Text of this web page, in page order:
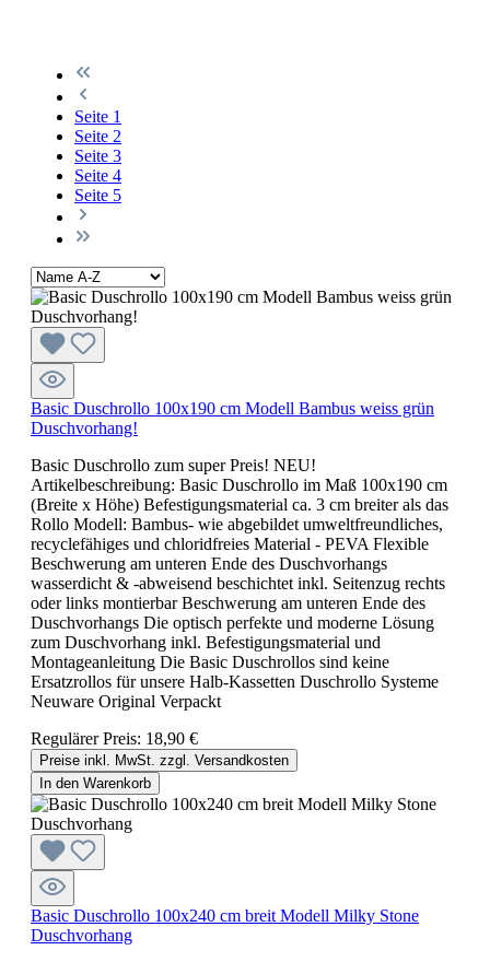
Seite 1
Seite 2
Seite 3
Seite 4
Seite 5
Basic Duschrollo 100x190 cm Modell Bambus weiss grün
Duschvorhang!
Basic Duschrollo zum super Preis! NEU!
Artikelbeschreibung: Basic Duschrollo im Maß 100x190 cm
(Breite x Höhe) Befestigungsmaterial ca. 3 cm breiter als das
Rollo Modell: Bambus- wie abgebildet umweltfreundliches,
recyclefähiges und chloridfreies Material - PEVA Flexible
Beschwerung am unteren Ende des Duschvorhangs
wasserdicht & -abweisend beschichtet inkl. Seitenzug rechts
oder links montierbar Beschwerung am unteren Ende des
Duschvorhangs Die optisch perfekte und moderne Lösung
zum Duschvorhang inkl. Befestigungsmaterial und
Montageanleitung Die Basic Duschrollos sind keine
Ersatzrollos für unsere Halb-Kassetten Duschrollo Systeme
Neuware Original Verpackt
Regulärer Preis: 18,90 €
Preise inkl. MwSt. zzgl. Versandkosten
In den Warenkorb
Basic Duschrollo 100x240 cm breit Modell Milky Stone
Duschvorhang